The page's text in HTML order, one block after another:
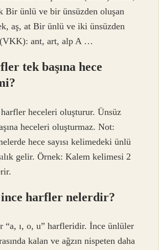
Bir ünlü ve bir ünsüzden oluşan
aş, at Bir ünlü ve iki ünsüzden
(VKK): ant, art, alp A …
tek başına hece
harfler heceleri oluşturur. Ünsüz
heceleri oluşturmaz. Not:
hece sayısı kelimedeki ünlü
gelir. Örnek: Kalem kelimesi 2
ince harfler nelerdir?
“a, ı, o, u” harfleridir. İnce ünlüler
kalan ve ağzın nispeten daha